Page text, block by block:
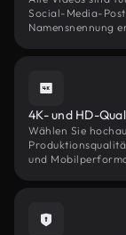
Social-Media-
Namensnennung
4K- und HD-
Wählen Sie
und